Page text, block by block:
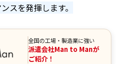
スを発揮します。
全国の工場・製造業に強い
派遣会社Man to Manが
ご紹介！